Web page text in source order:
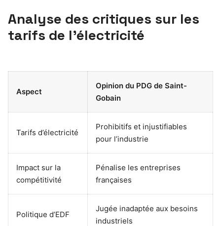
Analyse des critiques sur les
tarifs de l’électricité
Aspect
Opinion du PDG de Saint-
Gobain
Tarifs d’électricité
Prohibitifs et injustifiables
pour l’industrie
Impact sur la
compétitivité
Pénalise les entreprises
françaises
Politique d’EDF
Jugée inadaptée aux besoins
industriels